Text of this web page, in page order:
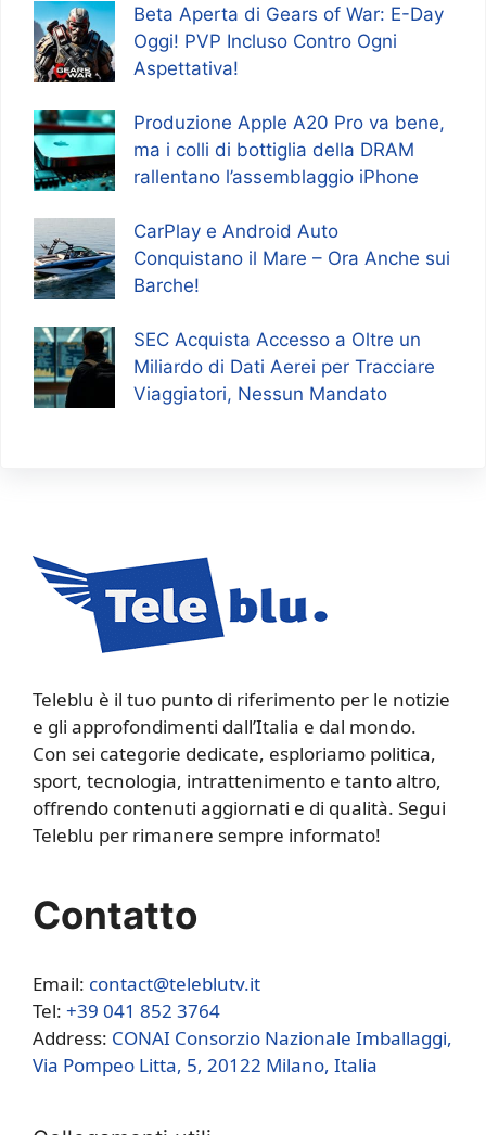
Beta Aperta di Gears of War: E-Day
Oggi! PVP Incluso Contro Ogni
Aspettativa!
Produzione Apple A20 Pro va bene,
ma i colli di bottiglia della DRAM
rallentano l’assemblaggio iPhone
CarPlay e Android Auto
Conquistano il Mare – Ora Anche sui
Barche!
SEC Acquista Accesso a Oltre un
Miliardo di Dati Aerei per Tracciare
Viaggiatori, Nessun Mandato
Teleblu è il tuo punto di riferimento per le notizie
e gli approfondimenti dall’Italia e dal mondo.
Con sei categorie dedicate, esploriamo politica,
sport, tecnologia, intrattenimento e tanto altro,
offrendo contenuti aggiornati e di qualità. Segui
Teleblu per rimanere sempre informato!
Contatto
Email: contact@teleblutv.it
Tel: +39 041 852 3764
Address: CONAI Consorzio Nazionale Imballaggi,
Via Pompeo Litta, 5, 20122 Milano, Italia